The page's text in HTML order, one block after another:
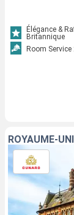
Élégance &
Britannique
Room
ROYAUME-